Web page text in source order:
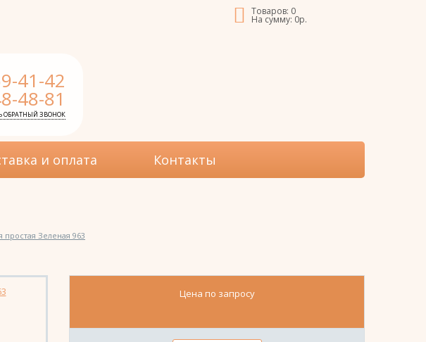
Товаров: 0
На сумму: 0р.
41-42
48-81
ОБРАТНЫЙ ЗВОНОК
и оплата Контакты
простая Зеленая 963
Цена по запросу